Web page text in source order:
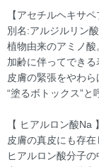
【アセチルヘキサペ
別名:アルジルリン酸
植物由来のアミノ酸
加齢に伴ってできる
皮膚の緊張をやわら
“塗るボトックス”と
【 ヒアルロン酸Na 】
皮膚の真皮にも存在
ヒアルロン酸分子